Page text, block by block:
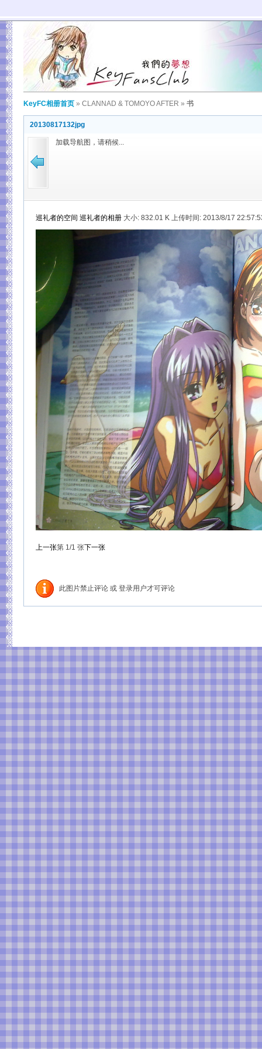
KeyFC相册首页 » CLANNAD & TOMOYO AFTER » 书
20130817132jpg
加载导航图，请稍候...
巡礼者的空间 巡礼者的相册 大小: 832.01 K 上传时间: 2013/8/17
上一张第 1 /1 张下一张
此图片禁止评论 或 登录用户才可评论